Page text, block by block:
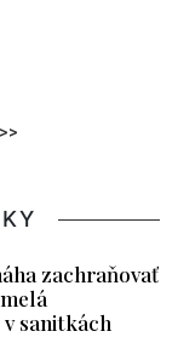
zachraňovať
sanitkách